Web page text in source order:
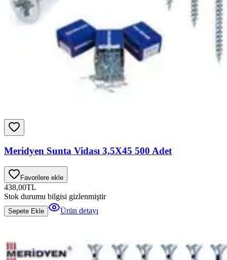
Meridyen Sunta Vidası 3,5X45 500 Adet
Favorilere ekle
438,00TL
Stok durumu bilgisi gizlenmiştir
Sepete Ekle Ürün detayı